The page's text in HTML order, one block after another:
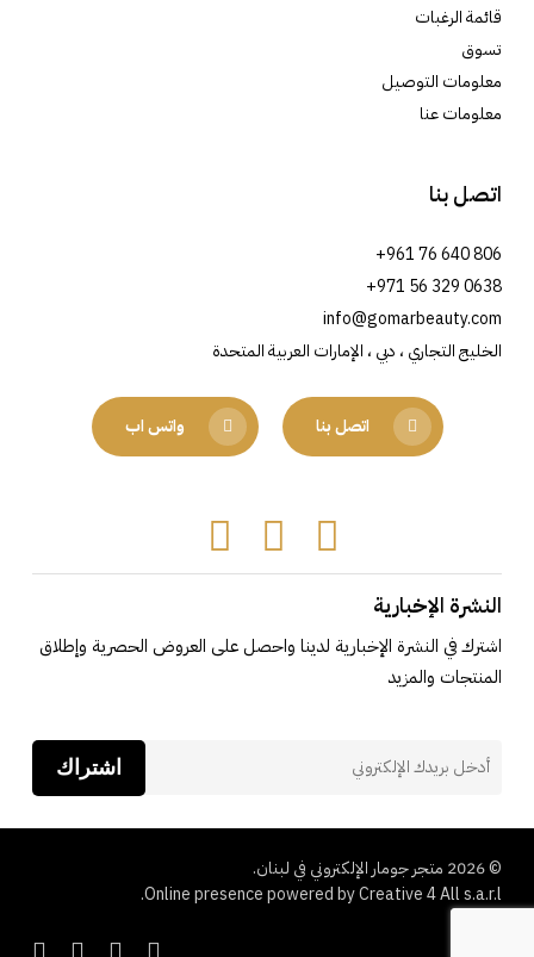
قائمة الرغبات
تسوق
معلومات التوصيل
معلومات عنا
اتصل بنا
+961 76 640 806
+971 56 329 0638
info@gomarbeauty.com
الخليج التجاري ، دبي ، الإمارات العربية المتحدة
اتصل بنا واتس اب
Facebook
Instagram
Tiktok
النشرة الإخبارية
اشترك في النشرة الإخبارية لدينا واحصل على العروض الحصرية وإطلاق
المنتجات والمزيد
اشتراك
© 2026 متجر جومار الإلكتروني في لبنان.
Online presence powered by Creative 4 All s.a.r.l.
instagramwhatsapptiktok